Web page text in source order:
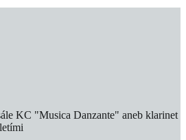
KC "Musica Danzante" aneb klarinet